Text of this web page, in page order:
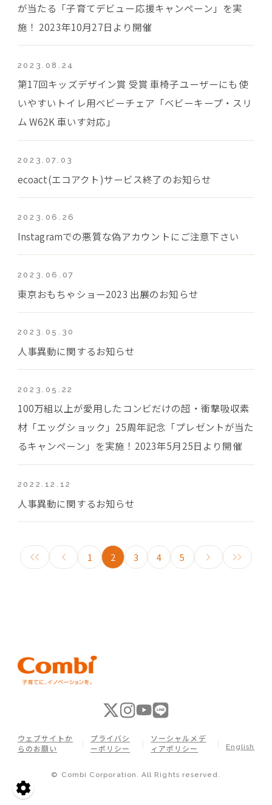
が当たる「子育てデビュー応援キャンペーン」を実
施！ 2023年10月27日より開催
2023.08.24
第17回キッズデザイン賞 受賞 車椅子ユーザーにも使
いやすいトイレ用ベビーチェア「ベビーキープ・スリ
ム W62K 車いす対応」
2023.07.03
ecoact(エコアクト)サービス終了のお知らせ
2023.06.26
Instagramでの悪質な偽アカウントにご注意下さい
2023.06.07
東京おもちゃショー2023 出展のお知らせ
2023.05.30
人事異動に関するお知らせ
2023.05.22
100万組以上が愛用したコンビだけの超・衝撃吸収素
材「エッグショック」25周年記念「プレゼントが当た
るキャンペーン」を実施！2023年5月25日より開催
2022.12.12
人事異動に関するお知らせ
1 2 3 4 5
© Combi Corporation. All Rights reserved.
ウェブサイトか
らのお願い
プライバシ
ーポリシー
ソーシャルメデ
ィアポリシー
English